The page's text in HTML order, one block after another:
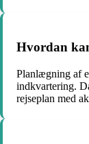
Hvordan
Planlægning af
indkvartering.
rejseplan med